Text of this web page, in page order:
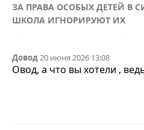
ЗА ПРАВА ОСОБЫХ ДЕТЕЙ В
ШКОЛА ИГНОРИРУЮТ ИХ
Довод20 июня 2026 13:08
Овод, а что вы хотели ,